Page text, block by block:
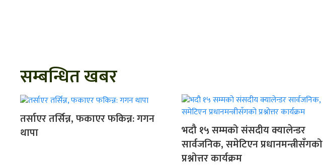
सम्बन्धित खबर
तर्साएर तर्सिन्न, फकाएर फकिन्न: गगन
थापा
भदौ १५ सम्मको संसदीय क्यालेन्डर
सार्वजनिक, समेटिएन प्रधानमन्त्रीसँगको
प्रश्नोत्तर कार्यक्रम